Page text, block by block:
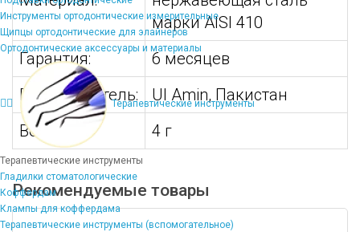
Инструменты ортодонтические измерительные
Щипцы ортодонтические для элайнеров
Ортодонтические аксессуары и материалы
Терапевтические инструменты
Терапевтические инструменты
Гладилки стоматологические
Коффердам
Клампы для коффердама
Терапевтические инструменты (вспомогательное)
марки AISI 410
Гарантия:
6 месяцев
Производитель:
Ul Amin, Пакистан
Вес:
4 г
Рекомендуемые товары